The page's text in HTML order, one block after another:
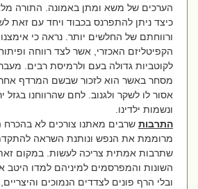
הערכים של משא ומתן באמונה. התורה מלאה
כיצד ניתן להתפרנס בכבוד ויחד עם זאת
ורווחתם של החלשים יותר. נראה כי
הקפיטליזם האכזרי, אשר לצד רווחה ופיתוח
לקוטביות גדולה בעם ולרמיסת רבים. מעבר
מסחר באשר הוא לזכור שבשם המרדף אחר
אסור לו לשקר ולגנוב. לחם שהרווחנו בגזל
ונשמות ילדינו.
התרבותשרבים מאתנו צורכים לא בהכרח
מרוממת את הנפש ונותנת השראה
שתרבות אמתית צריכה לעשות. במקום זאת,
השונות והמפרסמים למיניהם למדו היטב
ובלי הרף פונים לצדדים הנמוכים והיצריים,